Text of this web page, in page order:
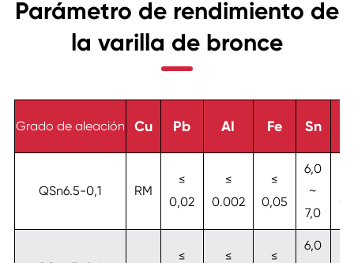
Parámetro de rendimiento de
la varilla de bronce
Grado de aleación Cu Pb AI Fe Sn
QSn6.5-0,1 RM
≤
0,02
≤
0.002
≤
0,05
6,0
~
7,0
≤
≤
≤
6,0